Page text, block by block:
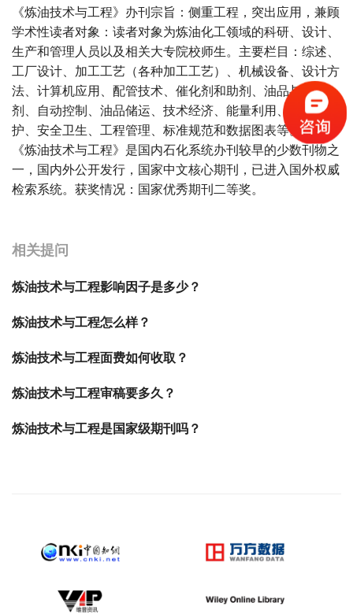
《炼油技术与工程》办刊宗旨：侧重工程，突出应用，兼顾
学术性读者对象：读者对象为炼油化工领域的科研、设计、
生产和管理人员以及相关大专院校师生。主要栏目：综述、
工厂设计、加工工艺（各种加工工艺）、机械设备、设计方
法、计算机应用、配管技术、催化剂和助剂、油品与添加
剂、自动控制、油品储运、技术经济、能量利用、环境保
护、安全卫生、工程管理、标准规范和数据图表等。特色：
《炼油技术与工程》是国内石化系统办刊较早的少数刊物之
一，国内外公开发行，国家中文核心期刊，已进入国外权威
检索系统。获奖情况：国家优秀期刊二等奖。
相关提问
炼油技术与工程影响因子是多少？
炼油技术与工程怎么样？
炼油技术与工程面费如何收取？
炼油技术与工程审稿要多久？
炼油技术与工程是国家级期刊吗？